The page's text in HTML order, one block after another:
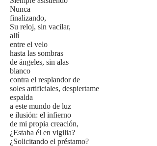
Nunca
finalizando,
Su reloj, sin vacilar,
allí
entre el velo
hasta las sombras
de ángeles, sin alas
blanco
contra el resplandor de
soles artificiales, despiertame
espalda
a este mundo de luz
e ilusión: el infierno
de mi propia creación,
¿Estaba él en vigilia?
¿Solicitando el préstamo?